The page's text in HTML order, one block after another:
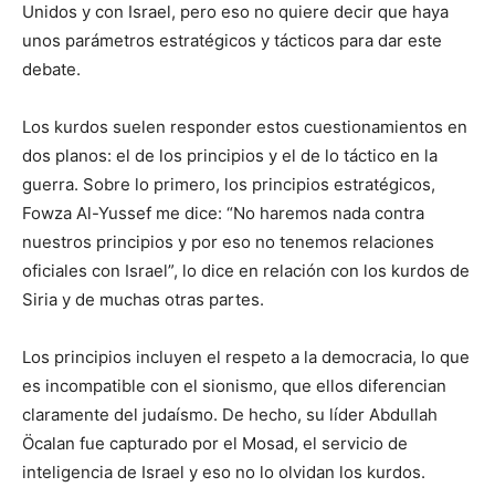
Unidos y con Israel, pero eso no quiere decir que haya
unos parámetros estratégicos y tácticos para dar este
debate.
Los kurdos suelen responder estos cuestionamientos en
dos planos: el de los principios y el de lo táctico en la
guerra. Sobre lo primero, los principios estratégicos,
Fowza Al-Yussef me dice: “No haremos nada contra
nuestros principios y por eso no tenemos relaciones
oficiales con Israel”, lo dice en relación con los kurdos de
Siria y de muchas otras partes.
Los principios incluyen el respeto a la democracia, lo que
es incompatible con el sionismo, que ellos diferencian
claramente del judaísmo. De hecho, su líder Abdullah
Öcalan fue capturado por el Mosad, el servicio de
inteligencia de Israel y eso no lo olvidan los kurdos.